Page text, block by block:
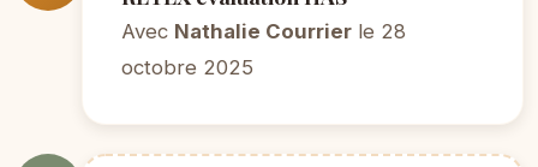
Avec Nathalie Courrier le 28
octobre 2025